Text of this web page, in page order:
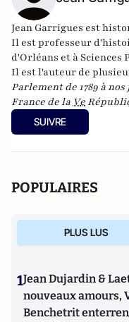
Jean Garrigues est
Il est professeur
d'Orléans et à Sciences
Il est l'auteur de
Parlement de 1789 à
France de laVe
et
Les hommes
française(Seuil, 2012).
SUIVRE
POPULAIRES
PLUS LUS
1Jean Dujardin &
nouveaux amours,
Benchetrit